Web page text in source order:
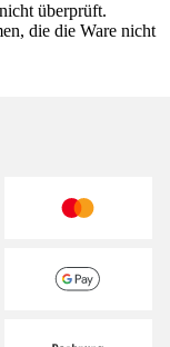
überprüft.
die die Ware nicht